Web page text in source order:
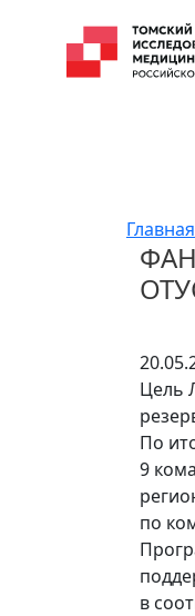
Главная
Цель
По
9
по
в